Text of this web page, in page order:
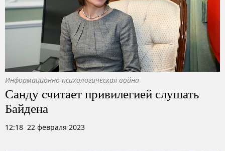
Информационно-психологическая война
Санду считает привилегией слушать
Байдена
12:18 22 февраля 2023